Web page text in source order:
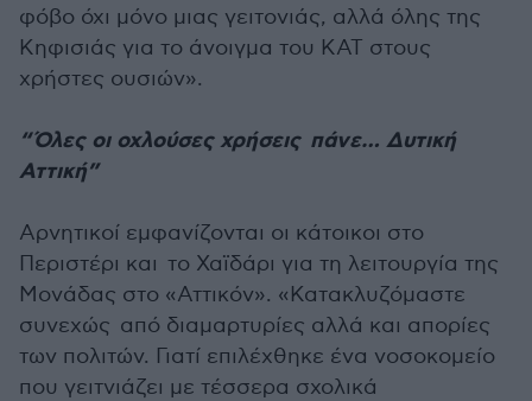
φόβο όχι μόνο μιας γειτονιάς, αλλά όλης της
Κηφισιάς για το άνοιγμα του ΚΑΤ στους
χρήστες ουσιών».
“Όλες οι οχλούσες χρήσεις πάνε… Δυτική
Αττική”
Αρνητικοί εμφανίζονται οι κάτοικοι στο
Περιστέρι και το Χαϊδάρι για τη λειτουργία της
Μονάδας στο «Αττικόν». «Κατακλυζόμαστε
συνεχώς από διαμαρτυρίες αλλά και απορίες
των πολιτών. Γιατί επιλέχθηκε ένα νοσοκομείο
που γειτνιάζει με τέσσερα σχολικά